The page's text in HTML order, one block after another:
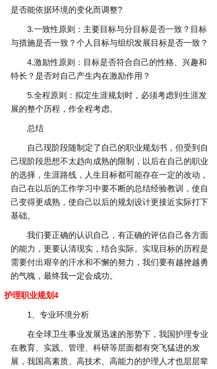
是否能依据环境的变化而调整?
3.一致性原则：主要目标与分目标是否一致？目标
与措施是否一致？个人目标与组织发展目标是否一致？
4.激励性原则：目标是否符合自己的性格、兴趣和
特长？是否对自己产生内在激励作用？
5.全程原则：拟定生涯规划时，必须考虑到生涯发
展的整个历程，作全程考虑。
总结
自己现阶段随制定了自己的职业规划书，但受到自
己现阶段思想不太趋向成熟的限制，以后在自己的职业
的选择，生涯路线，人生目标都可能存在一定的改动，
自己在以后的工作学习中要不断的总结经验教训，使自
己变得更成熟，使自己以后的规划设计更接近实际打下
基础。
我们要正确的认识自己，有正确的评估自己各方面
的能力，更要认清现实，结合实际。实现目标的历程是
需要付出艰辛的汗水和不懈的努力，我们要有越挫越勇
的气魄，最终我一定会成功。
护理职业规划4
1、专业环境分析
在全球卫生事业发展迅速的形势下，我国护理专业
在教育、实践、管理、科研等层面都有突飞猛进的发
展，我国高素质、高技术、高能力的护理人才也层层辈